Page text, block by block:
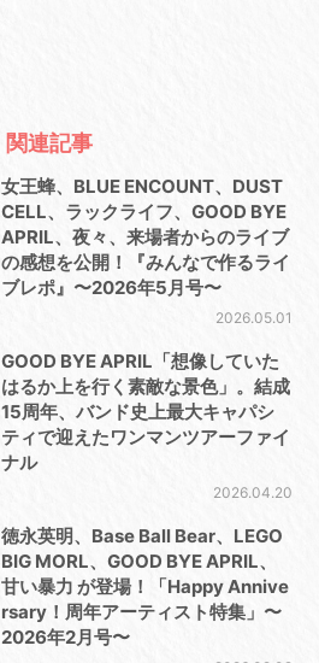
関連記事
女王蜂、BLUE ENCOUNT、DUST
CELL、ラックライフ、GOOD BYE
APRIL、夜々、来場者からのライブ
の感想を公開！『みんなで作るライ
ブレポ』〜2026年5月号〜
2026.05.01
GOOD BYE APRIL「想像していた
はるか上を行く素敵な景色」。結成
15周年、バンド史上最大キャパシ
ティで迎えたワンマンツアーファイ
ナル
2026.04.20
徳永英明、Base Ball Bear、LEGO
BIG MORL、GOOD BYE APRIL、
甘い暴力 が登場！「Happy Annive
rsary！周年アーティスト特集」〜
2026年2月号〜